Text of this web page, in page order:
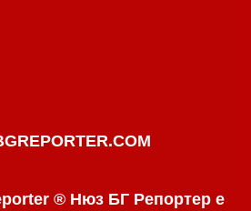
® Нюз БГ Репортер е